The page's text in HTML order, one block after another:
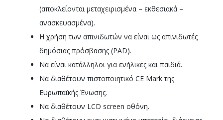
(αποκλείονται μεταχειρισμένα – εκθεσιακά –
ανασκευασμένα).
Η χρήση των απινιδωτών να είναι ως απινιδωτές
δημόσιας πρόσβασης (PAD).
Να είναι κατάλληλοι για ενήλικες και παιδιά.
Να διαθέτουν πιστοποιητικό CE Mark της
Ευρωπαϊκής Ένωσης.
Να διαθέτουν LCD screen οθόνη.